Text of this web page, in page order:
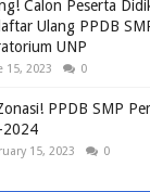
Calon Peserta
Ulang PPDB
UNP
15, 2023 0
PPDB SMP
2024
15, 2023 0